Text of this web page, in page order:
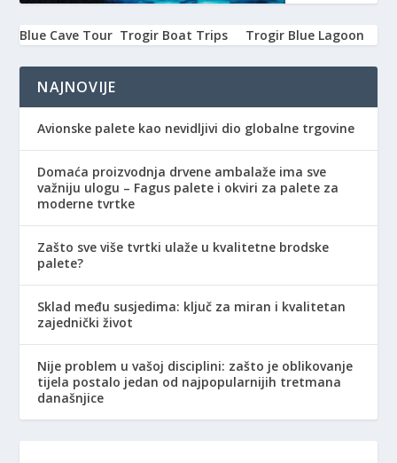
Blue Cave Tour Trogir Boat Trips Trogir Blue Lagoon
NAJNOVIJE
Avionske palete kao nevidljivi dio globalne trgovine
Domaća proizvodnja drvene ambalaže ima sve
važniju ulogu – Fagus palete i okviri za palete za
moderne tvrtke
Zašto sve više tvrtki ulaže u kvalitetne brodske
palete?
Sklad među susjedima: ključ za miran i kvalitetan
zajednički život
Nije problem u vašoj disciplini: zašto je oblikovanje
tijela postalo jedan od najpopularnijih tretmana
današnjice